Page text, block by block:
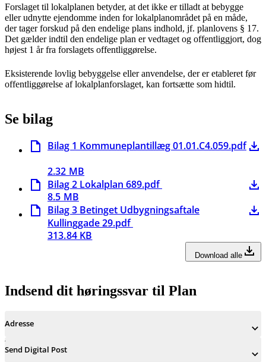
Forslaget til lokalplanen betyder, at det ikke er tilladt at bebygge
eller udnytte ejendomme inden for lokalplanområdet på en måde,
der tager forskud på den endelige plans indhold, jf. planlovens § 17.
Det gælder indtil den endelige plan er vedtaget og offentliggjort, dog
højest 1 år fra forslagets offentliggørelse.
Eksisterende lovlig bebyggelse eller anvendelse, der er etableret før
offentliggørelse af lokalplanforslaget, kan fortsætte som hidtil.
Se bilag
Bilag 1 Kommuneplantillæg 01.01.C4.059.pdf
2.32 MB
Bilag 2 Lokalplan 689.pdf
8.5 MB
Bilag 3 Betinget Udbygningsaftale
Kullinggade 29.pdf
313.84 KB
Download alle
Indsend dit høringssvar til Plan
Adresse
Send Digital Post